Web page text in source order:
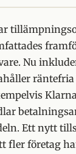
Nu
Ett nytt
fler företag